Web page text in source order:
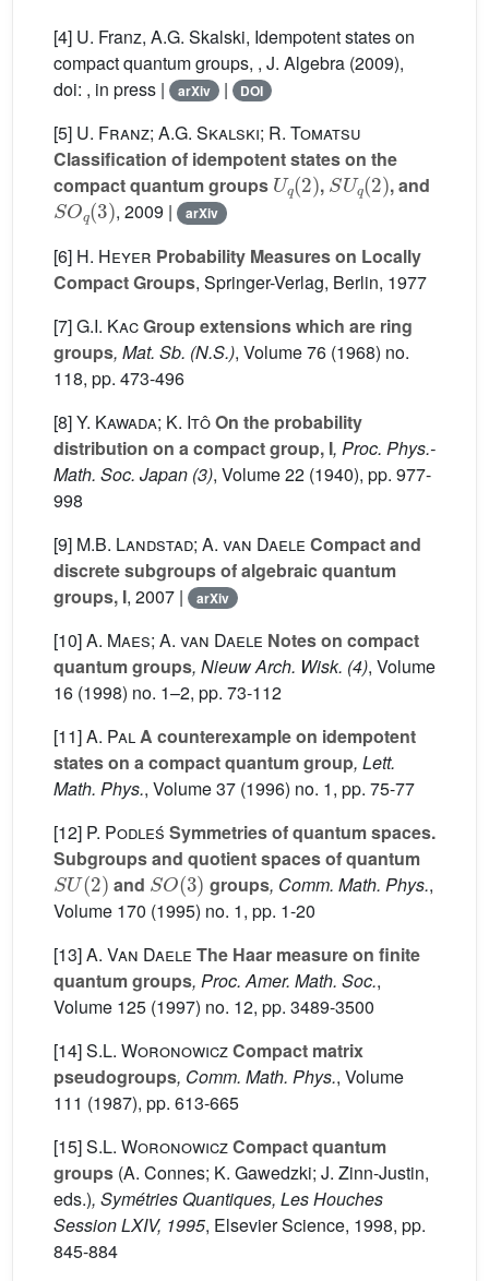
[4] U. Franz, A.G. Skalski, Idempotent states on
compact quantum groups, , J. Algebra (2009),
doi: , in press |
arXiv | DOI
[5] U. Franz; A.G. Skalski; R. Tomatsu
Classification of idempotent states on the
compact quantum groups
Uq(2)
,
SUq(2)
, and
SOq(3)
, 2009 | arXiv
[6] H. Heyer Probability Measures on Locally
Compact Groups, Springer-Verlag, Berlin, 1977
[7]G.I. KacGroup extensions which are ring
groups, Mat. Sb. (N.S.), Volume 76 (1968) no.
118, pp. 473-496
[8]Y. Kawada; K. ItôOn the probability
distribution on a compact group, I, Proc. Phys.-
Math. Soc. Japan (3), Volume 22 (1940), pp. 977-
998
[9] M.B. Landstad; A. van Daele Compact and
discrete subgroups of algebraic quantum
groups, I, 2007 | arXiv
[10]A. Maes; A. van Daele Notes on compact
quantum groups, Nieuw Arch. Wisk. (4), Volume
16 (1998) no. 1–2, pp. 73-112
[11]A. PalA counterexample on idempotent
states on a compact quantum group, Lett.
Math. Phys., Volume 37 (1996) no. 1, pp. 75-77
[12] P. Podleś Symmetries of quantum spaces.
Subgroups and quotient spaces of quantum
SU(2)
and
SO(3)
groups, Comm. Math. Phys.,
Volume 170 (1995) no. 1, pp. 1-20
[13]A. Van Daele The Haar measure on finite
quantum groups, Proc. Amer. Math. Soc.,
Volume 125 (1997) no. 12, pp. 3489-3500
[14]S.L. WoronowiczCompact matrix
pseudogroups, Comm. Math. Phys., Volume
111 (1987), pp. 613-665
[15]S.L. WoronowiczCompact quantum
groups (A. Connes; K. Gawedzki; J. Zinn-Justin,
eds.), Symétries Quantiques, Les Houches
Session LXIV, 1995, Elsevier Science, 1998, pp.
845-884